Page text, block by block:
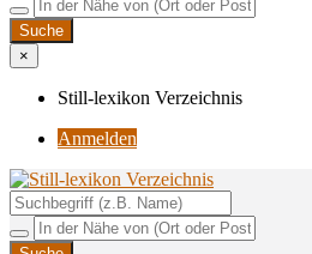
×
Still-lexikon Verzeichnis
Anmelden
Still-lexikon Verzeichnis
Unterstützungsangebote rund ums Stillen